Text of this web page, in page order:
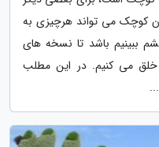
کوچک می تواند هرچیزی به
ببینیم باشد تا نسخه های
خلق می کنیم. در این مطلب